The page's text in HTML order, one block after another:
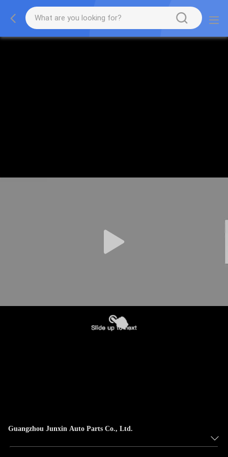
Guangzhou Junxin Auto Parts Co., Ltd.